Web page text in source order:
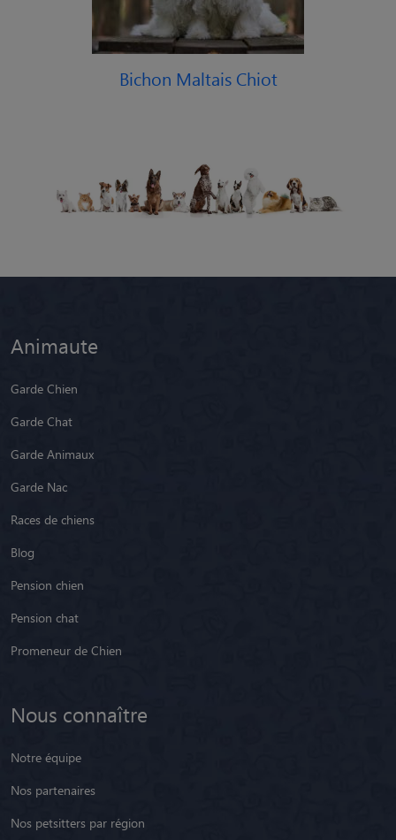
Bichon Maltais Chiot
Animaute
Garde Chien
Garde Chat
Garde Animaux
Garde Nac
Races de chiens
Blog
Pension chien
Pension chat
Promeneur de Chien
Nous connaître
Notre équipe
Nos partenaires
Nos petsitters par région